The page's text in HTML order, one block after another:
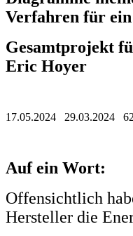
Verfahren für ein
Gesamtprojekt
Eric Hoyer
17.05.2024 29.03.2024
Auf ein Wort:
Offensichtlich
Hersteller die